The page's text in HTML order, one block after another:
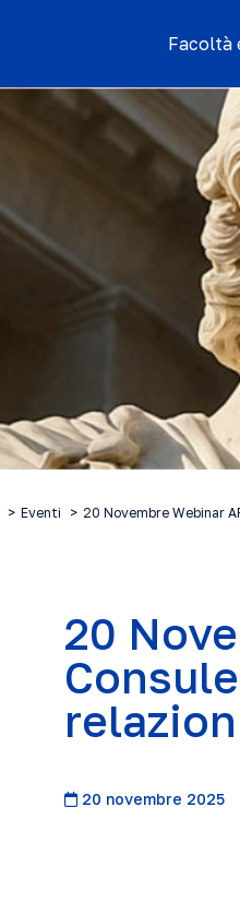
Facoltà
Eventi 20 Novembre Webinar
20
20 novembre 2025